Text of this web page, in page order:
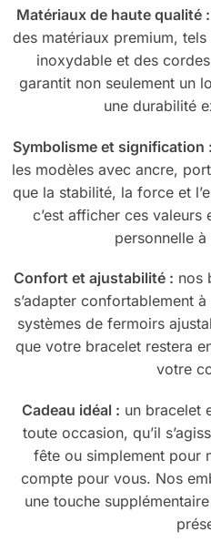
Matériaux de haute qualité :
des matériaux premium,
inoxydable et des
garantit non seulement un
une durabilité
Symbolisme et signification :
les modèles avec ancre,
que la stabilité, la force et
c’est afficher ces
personnelle
Confort et ajustabilité : nos
s’adapter confortablement
systèmes de fermoirs
que votre bracelet restera
votre
Cadeau idéal : un bracelet
toute occasion, qu’il
fête ou simplement pour
compte pour vous. Nos
une touche